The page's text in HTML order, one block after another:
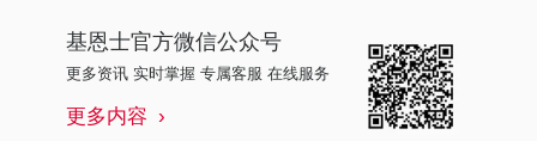
基恩士官方微信公众号
更多资讯 实时掌握 专属客服 在线服务
更多内容